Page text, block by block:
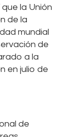
la Unión
de la
mundial
de
a la
en julio de
de